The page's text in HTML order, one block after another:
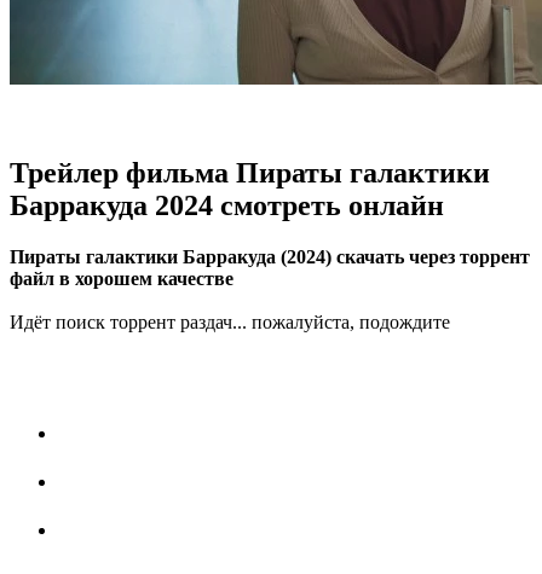
Трейлер фильма Пираты галактики
Барракуда 2024 смотреть онлайн
Пираты галактики Барракуда (2024) скачать через торрент
файл в хорошем качестве
Идёт поиск торрент раздач... пожалуйста, подождите